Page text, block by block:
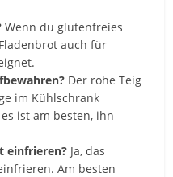
Wenn du glutenfreies
auch für
Der rohe Teig
im Kühlschrank
ist am besten, ihn
einfrieren? Ja, das
Am besten